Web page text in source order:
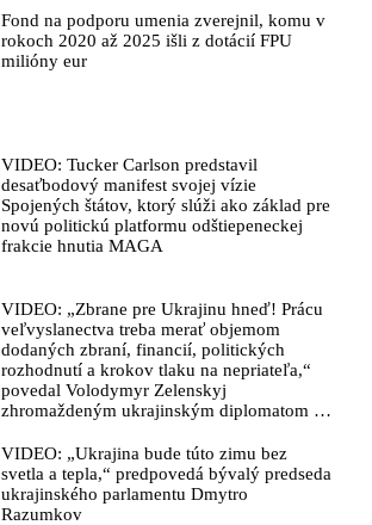
Fond na podporu umenia zverejnil, komu v
rokoch 2020 až 2025 išli z dotácií FPU
milióny eur
VIDEO: Tucker Carlson predstavil
desaťbodový manifest svojej vízie
Spojených štátov, ktorý slúži ako základ pre
novú politickú platformu odštiepeneckej
frakcie hnutia MAGA
VIDEO: „Zbrane pre Ukrajinu hneď! Prácu
veľvyslanectva treba merať objemom
dodaných zbraní, financií, politických
rozhodnutí a krokov tlaku na nepriateľa,“
povedal Volodymyr Zelenskyj
zhromaždeným ukrajinským diplomatom v
že USA Ukrajine nedodajú protiraketové
systémy Patriot
VIDEO: „Ukrajina bude túto zimu bez
svetla a tepla,“ predpovedá bývalý predseda
ukrajinského parlamentu Dmytro
Razumkov